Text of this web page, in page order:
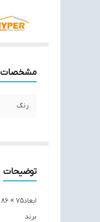
مشخصات
رنگ
توضیحات
ابعاد75 × 86 × 180 سانتیمتر
برند